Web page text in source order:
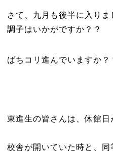
さて、九月も後半に入り
調子はいかがですか？？
ばちコリ進んでいますか？
東進生の皆さんは、休館日
校舎が開いていた時と、